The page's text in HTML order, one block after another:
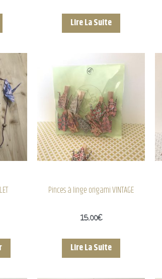
Lire La Suite
Pinces à linge origami VINTAGE
15.00€
Lire La Suite